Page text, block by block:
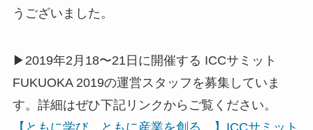
うございました。
▶2019年2月18〜21日に開催する ICCサミット
FUKUOKA 2019の運営スタッフを募集していま
す。詳細はぜひ下記リンクからご覧ください。
【ともに学び、ともに産業を創る。】ICCサミット